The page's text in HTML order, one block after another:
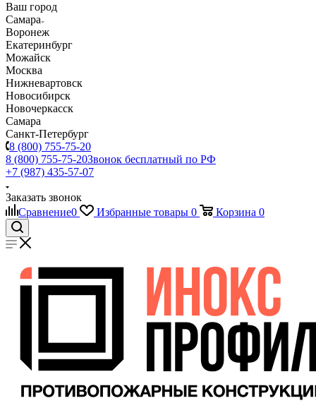
Ваш город
Самара
Воронеж
Екатеринбург
Можайск
Москва
Нижневартовск
Новосибирск
Новочеркасск
Самара
Санкт-Петербург
8 (800) 755-75-20
8 (800) 755-75-20Звонок бесплатный по РФ
+7 (987) 435-57-07
Заказать звонок
Сравнение0 Избранные товары 0 Корзина 0